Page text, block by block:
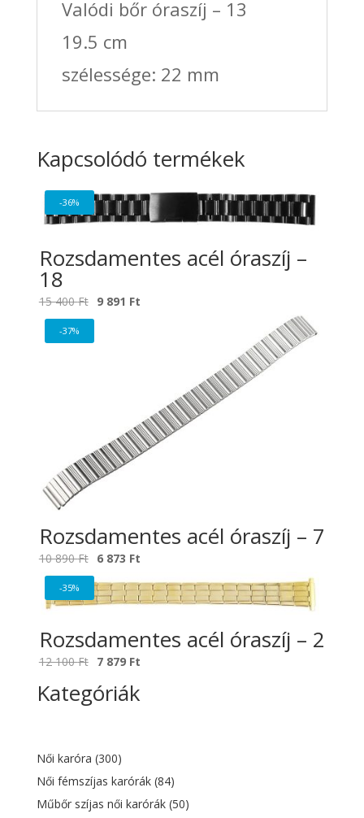
Valódi bőr óraszíj – 13
19.5 cm
szélessége: 22 mm
Kapcsolódó termékek
-36%
Rozsdamentes acél óraszíj –
18
15 400Ft Original
price
was:
9 891 Ft
-37%
Rozsdamentes acél óraszíj – 7
10 890Ft Original
price
was:
890 Ft.
6 873 Ft
is:
873 Ft.
-35%
Rozsdamentes acél óraszíj – 2
12 100Ft Original
was:
7 879 Ft
Kategóriák
Női karóra (300)
Női fémszíjas karórák (84)
Műbőr szíjas női karórák (50)